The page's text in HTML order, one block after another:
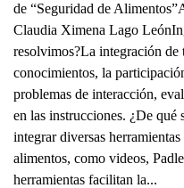
de “Seguridad de
Claudia Ximena Lago
resolvimos?La integración de
conocimientos, la
problemas de interacción,
en las instrucciones. ¿De qué
integrar diversas
alimentos, como videos,
herramientas facilitan la...